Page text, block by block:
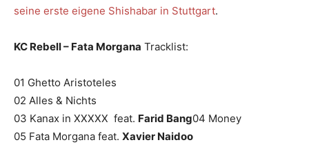
seine erste eigene Shishabar in Stuttgart.
KC Rebell – Fata Morgana Tracklist:
01 Ghetto Aristoteles
02 Alles & Nichts
03 Kanax in XXXXX feat. Farid Bang04 Money
05 Fata Morgana feat. Xavier Naidoo